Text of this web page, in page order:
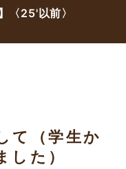
〈25'以前〉
て（学生か
した）